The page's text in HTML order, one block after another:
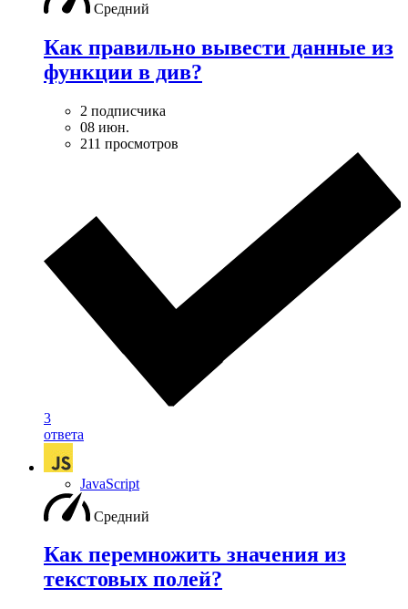
Средний
Как правильно вывести данные из
функции в див?
2 подписчика
08 июн.
211 просмотров
3
ответа
JavaScript
Средний
Как перемножить значения из
текстовых полей?